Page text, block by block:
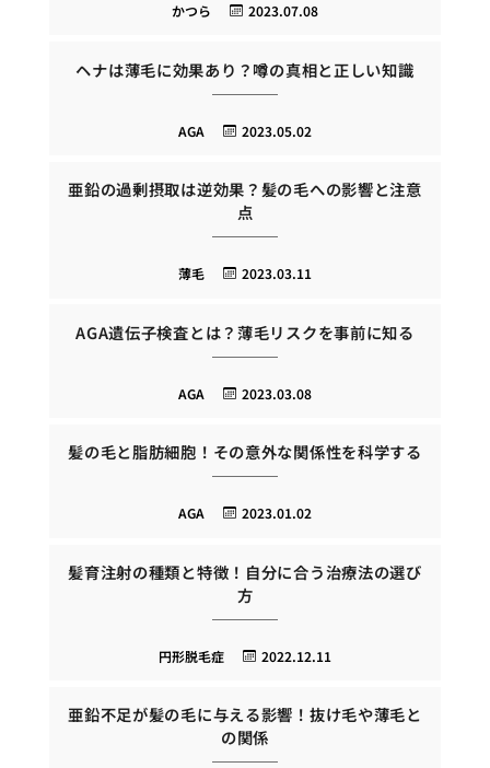
2023.07.08
かつら
ヘナは薄毛に効果あり？噂の真相と正しい知識
2023.05.02
AGA
亜鉛の過剰摂取は逆効果？髪の毛への影響と注意
点
2023.03.11
薄毛
AGA遺伝子検査とは？薄毛リスクを事前に知る
2023.03.08
AGA
髪の毛と脂肪細胞！その意外な関係性を科学する
2023.01.02
AGA
髪育注射の種類と特徴！自分に合う治療法の選び
方
2022.12.11
円形脱毛症
亜鉛不足が髪の毛に与える影響！抜け毛や薄毛と
の関係